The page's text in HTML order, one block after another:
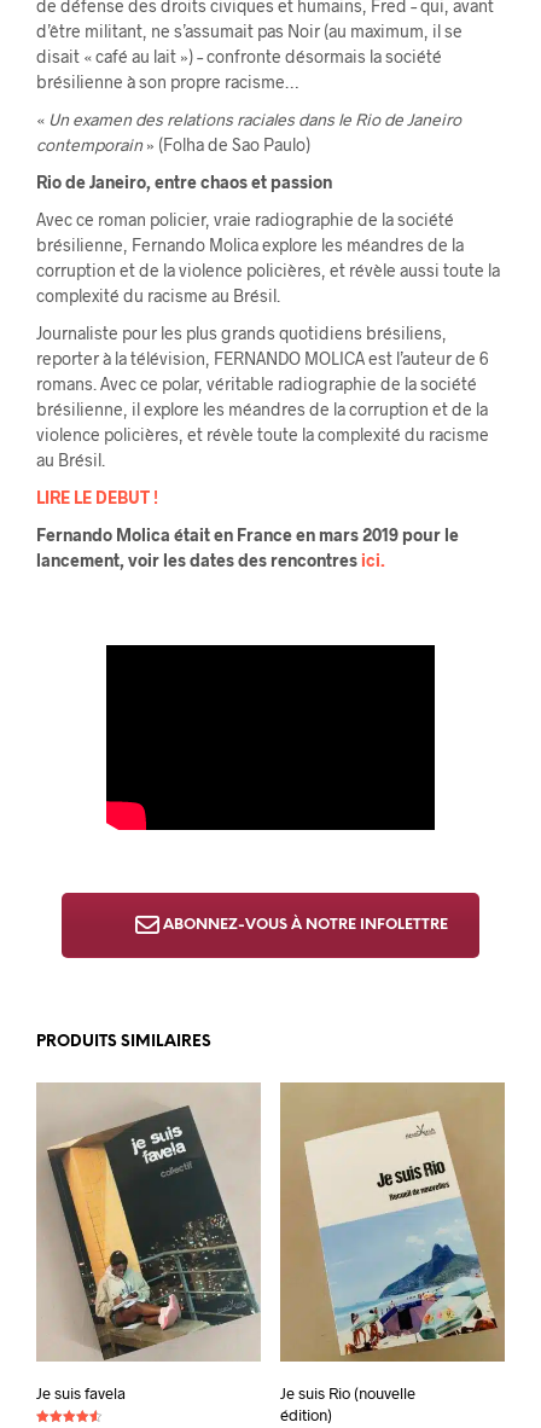
de défense des droits civiques et humains, Fred – qui, avant
d’être militant, ne s’assumait pas Noir (au maximum, il se
disait « café au lait ») – confronte désormais la société
brésilienne à son propre racisme…
« Un examen des relations raciales dans le Rio de Janeiro
contemporain» (Folha de Sao Paulo)
Rio de Janeiro, entre chaos et passion
Avec ce roman policier, vraie radiographie de la société
brésilienne, Fernando Molica explore les méandres de la
corruption et de la violence policières, et révèle aussi toute la
complexité du racisme au Brésil.
Journaliste pour les plus grands quotidiens brésiliens,
reporter à la télévision, FERNANDO MOLICA est l’auteur de 6
romans. Avec ce polar, véritable radiographie de la société
brésilienne, il explore les méandres de la corruption et de la
violence policières, et révèle toute la complexité du racisme
au Brésil.
LIRE LE DEBUT !
Fernando Molica était en France en mars 2019 pour le
lancement, voir les dates des rencontres ici.
ABONNEZ-VOUS À NOTRE INFOLETTRE
PRODUITS SIMILAIRES
Je suis favela
Je suis Rio (nouvelle
édition)